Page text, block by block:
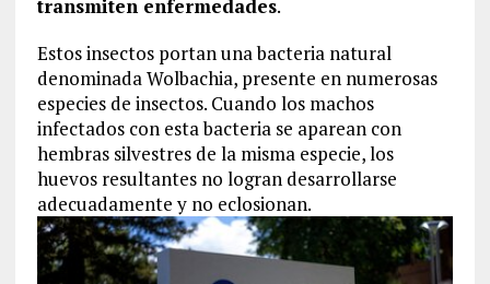
transmiten enfermedades.
Estos insectos portan una bacteria natural
denominada Wolbachia, presente en numerosas
especies de insectos. Cuando los machos
infectados con esta bacteria se aparean con
hembras silvestres de la misma especie, los
huevos resultantes no logran desarrollarse
adecuadamente y no eclosionan.